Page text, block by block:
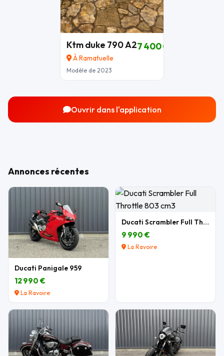
Ktm duke 790 A2
À Ramatuelle
Modèle de 2023
7 400 €
Ouvrir dans l'application
Annonces récentes
Ducati Panigale 959
12 990 €
La Ravoire
Ducati Scrambler Full Throttle 803 cm3
9 990 €
La Ravoire